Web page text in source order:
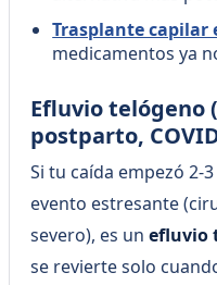
Trasplante capilar
medicamentos ya
Efluvio telógeno
postparto,
Si tu caída empezó 2-
evento estresante
severo), es unefluvio
se revierte solo